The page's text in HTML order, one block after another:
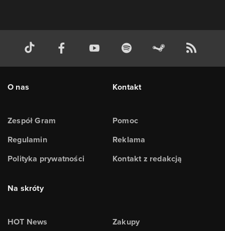
O nas
Zespół Gram
Regulamin
Polityka prywatności
Kontakt
Pomoc
Reklama
Kontakt z redakcją
Na skróty
HOT News Zakupy